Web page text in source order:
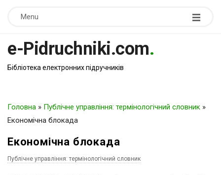
Menu
e-Pidruchniki.com.
Бібліотека електронних підручників
Головна » Публічне управління: термінологічний словник »
Економічна блокада
Економічна блокада
Публічне управління: термінологічний словник